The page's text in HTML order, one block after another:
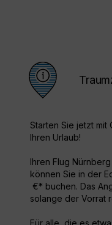
Starten Sie jetzt mit
Ihren Urlaub!
Ihren Flug
können Sie in der
€* buchen. Das
solange der Vorrat